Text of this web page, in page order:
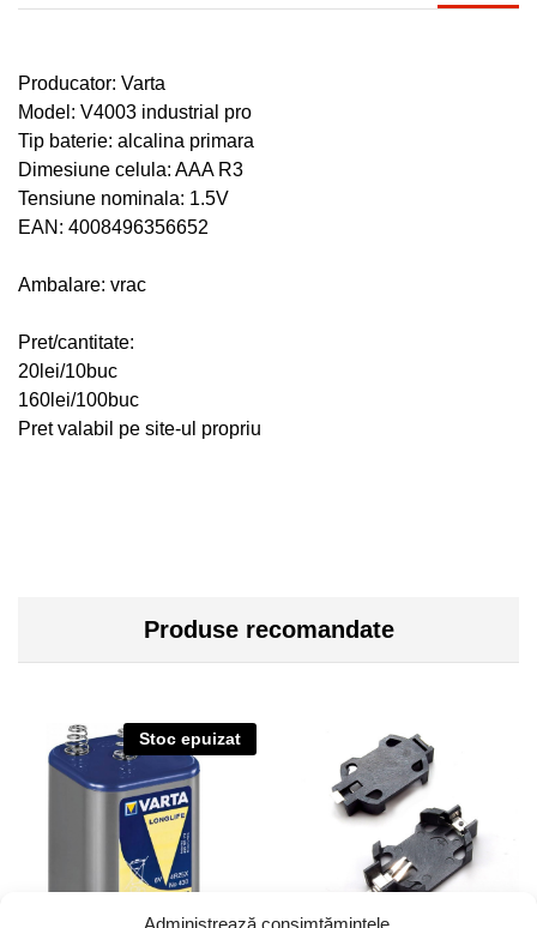
Administrează consimțămintele
Producator: Varta
Model: V4003 industrial pro
Tip baterie: alcalina primara
Dimesiune celula: AAA R3
Tensiune nominala: 1.5V
EAN: 4008496356652
Ambalare: vrac
Pret/cantitate:
20lei/10buc
160lei/100buc
Pret valabil pe site-ul propriu
Produse recomandate
Stoc epuizat